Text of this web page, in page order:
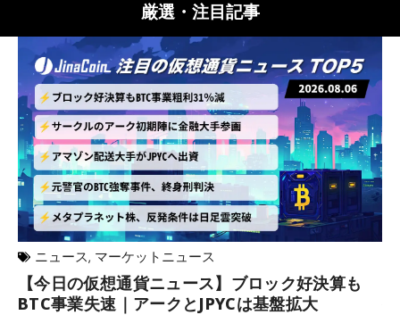
厳選・注目記事
ニュース, マーケットニュース
【今日の仮想通貨ニュース】ブロック好決算も
BTC事業失速｜アークとJPYCは基盤拡大